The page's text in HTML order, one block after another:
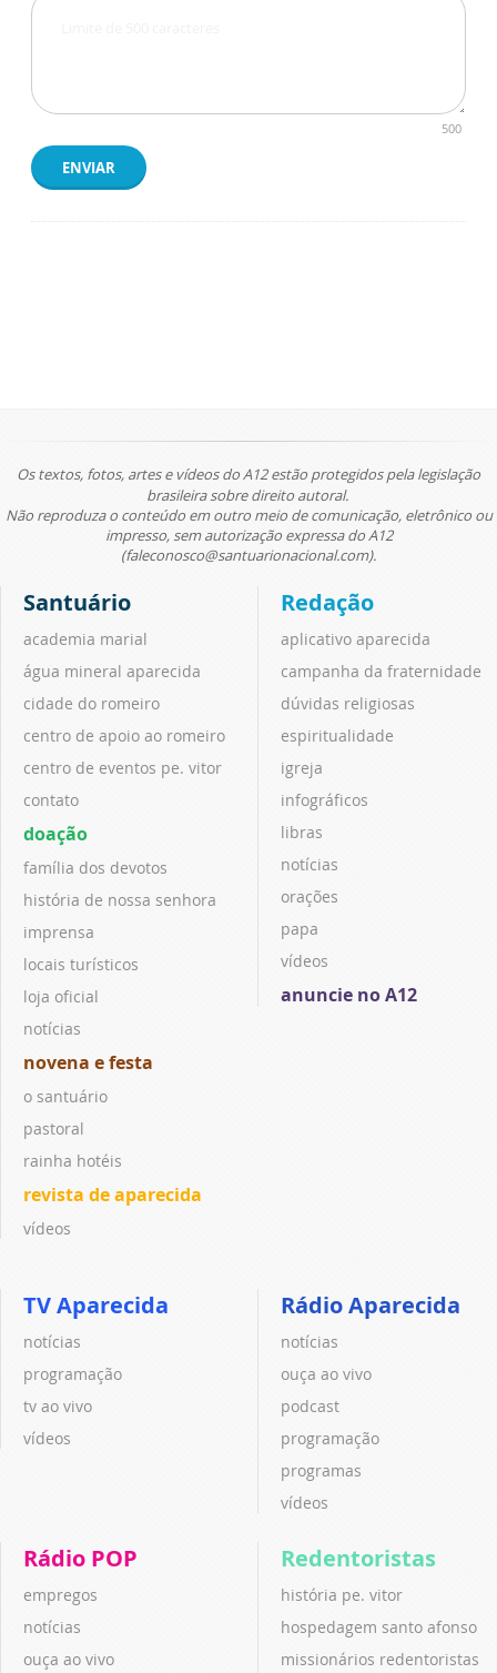
500
ENVIAR
Os textos, fotos, artes e vídeos do A12 estão protegidos pela legislação
brasileira sobre direito autoral.
Não reproduza o conteúdo em outro meio de comunicação, eletrônico ou
impresso, sem autorização expressa do A12
(faleconosco@santuarionacional.com).
Santuário
academia marial
água mineral aparecida
cidade do romeiro
centro de apoio ao romeiro
centro de eventos pe. vitor
contato
doação
família dos devotos
história de nossa senhora
imprensa
locais turísticos
loja oficial
notícias
novena e festa
o santuário
pastoral
rainha hotéis
revista de aparecida
vídeos
Redação
aplicativo aparecida
campanha da fraternidade
dúvidas religiosas
espiritualidade
igreja
infográficos
libras
notícias
orações
papa
vídeos
anuncie no A12
TV Aparecida
notícias
programação
tv ao vivo
vídeos
Rádio Aparecida
notícias
ouça ao vivo
podcast
programação
programas
vídeos
Rádio POP
empregos
notícias
ouça ao vivo
Redentoristas
história pe. vitor
hospedagem santo afonso
missionários redentoristas